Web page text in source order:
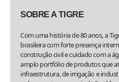
SOBRE A TIGRE
Com uma história de 80 anos, a
brasileira com forte presença
construção civil e cuidado com a
amplo portfólio de produtos que
infraestrutura, de irrigação e